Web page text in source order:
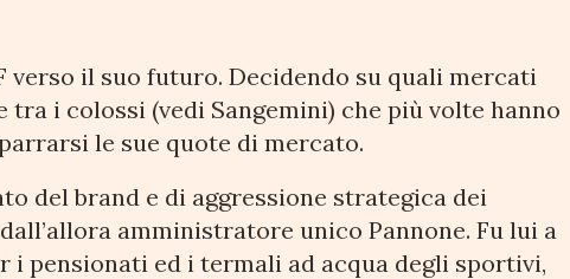
verso il suo futuro. Decidendo su quali mercati
tra i colossi (vedi Sangemini) che più volte hanno
le sue quote di mercato.
del brand e di aggressione strategica dei
amministratore unico Pannone. Fu lui a
i pensionati ed i termali ad acqua degli sportivi,